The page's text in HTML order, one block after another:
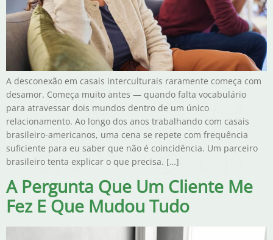
A desconexão em casais interculturais raramente começa com
desamor. Começa muito antes — quando falta vocabulário
para atravessar dois mundos dentro de um único
relacionamento. Ao longo dos anos trabalhando com casais
brasileiro-americanos, uma cena se repete com frequência
suficiente para eu saber que não é coincidência. Um parceiro
brasileiro tenta explicar o que precisa. […]
A Pergunta Que Um Cliente Me
Fez E Que Mudou Tudo